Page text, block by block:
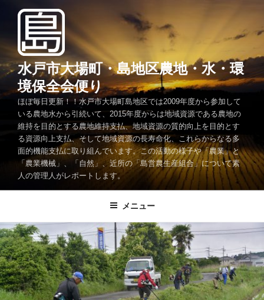
ツ
へ
ス
水戸市大場町・島地区農地・水・環
境保全会便り
ほぼ毎日更新！！水戸市大場町島地区では2009年度から参加して
いる農地水から引続いて、2015年度からは地域資源である農地の
維持を目的とする農地維持支払、地域資源の質的向上を目的とす
る資源向上支払、そして地域資源の長寿命化、これらからなる多
面的機能支払に取り組んでいます。この活動の様子や「農業」と
「農業機械」、「自然」、近所の「島営農生産組合」について素
人の管理人がレポートします。
メニュー